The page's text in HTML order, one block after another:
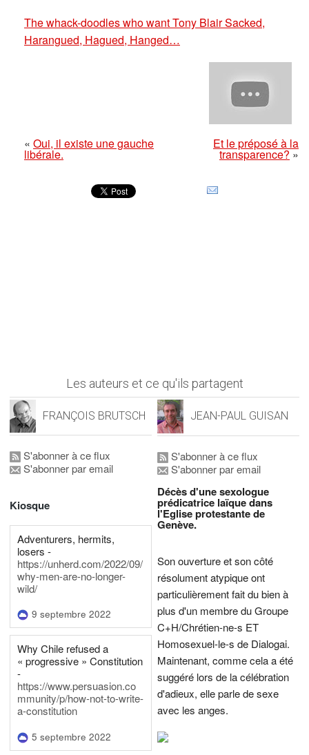
The whack-doodles who want Tony Blair Sacked,
Harangued, Hagued, Hanged…
« Oui, il existe une gauche
libérale.
Et le préposé à la
transparence?»
Les auteurs et ce qu'ils partagent
FRANÇOIS BRUTSCH
S'abonner à ce flux
S'abonner par email
Kiosque
Adventurers, hermits,
losers -
https://unherd.com/2022/09/
why-men-are-no-longer-
wild/
9 septembre 2022
Why Chile refused a
« progressive » Constitution
-
https://www.persuasion.co
mmunity/p/how-not-to-write-
a-constitution
5 septembre 2022
JEAN-PAUL GUISAN
S'abonner à ce flux
S'abonner par email
Décès d'une sexologue
prédicatrice laïque dans
l'Eglise protestante de
Genève.
Son ouverture et son côté
résolument atypique ont
particulièrement fait du bien à
plus d'un membre du Groupe
C+H/Chrétien-ne-s ET
Homosexuel-le-s de Dialogai.
Maintenant, comme cela a été
suggéré lors de la célébration
d'adieux, elle parle de sexe
avec les anges.